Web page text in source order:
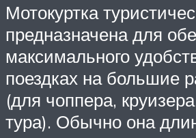
Мотокуртка
предназначена для
максимального
поездках на большие
(для чоппера,
тура). Обычно она